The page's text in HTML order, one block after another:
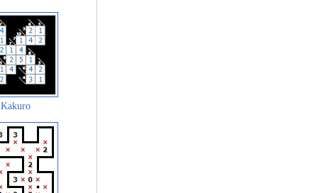
Kakuro